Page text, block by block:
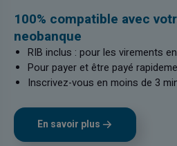
100% compatible avec
neobanque
RIB inclus : pour les virements
Pour payer et être payé
Inscrivez-vous en moins de 3
En savoir plus